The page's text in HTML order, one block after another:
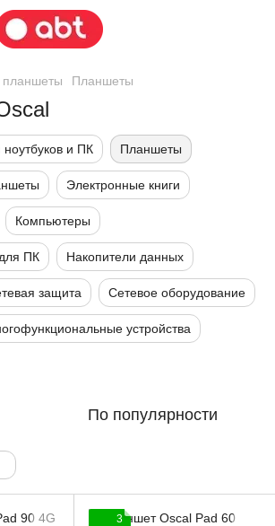
планшеты Планшеты
ноутбуков и ПК Планшеты
Электронные книги
Компьютеры
ПК Накопители данных
защита Сетевое оборудование
устройства
По популярности
3